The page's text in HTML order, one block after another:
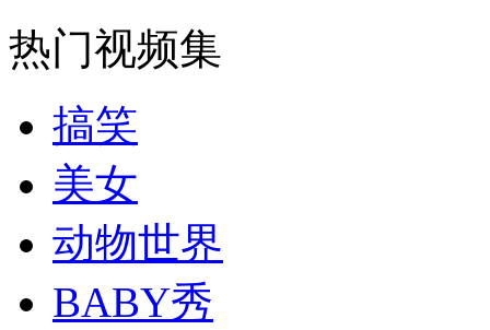
纽约上演“枕头大战”
司机酒驾遇交警 急速倒车逃窜
热门视频集
搞笑
美女
动物世界
BABY秀